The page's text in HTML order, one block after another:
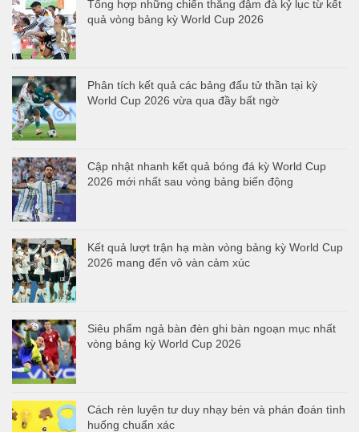
Tổng hợp những chiến thắng đậm đà kỷ lục từ kết
quả vòng bảng kỳ World Cup 2026
Phân tích kết quả các bảng đấu tử thần tại kỳ
World Cup 2026 vừa qua đầy bất ngờ
Cập nhật nhanh kết quả bóng đá kỳ World Cup
2026 mới nhất sau vòng bảng biến động
Kết quả lượt trận hạ màn vòng bảng kỳ World Cup
2026 mang đến vô vàn cảm xúc
Siêu phẩm ngả bàn đèn ghi bàn ngoạn mục nhất
vòng bảng kỳ World Cup 2026
Cách rèn luyện tư duy nhạy bén và phán đoán tình
huống chuẩn xác